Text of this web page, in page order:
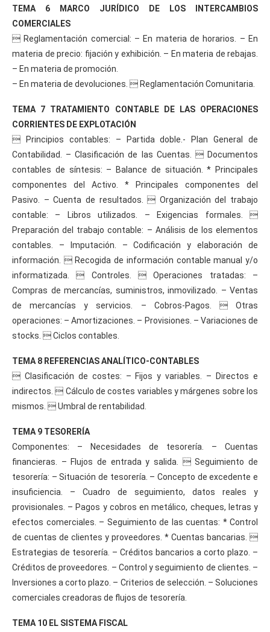
TEMA 6 MARCO JURÍDICO DE LOS INTERCAMBIOS
COMERCIALES
 Reglamentación comercial: – En materia de horarios. – En
materia de precio: fijación y exhibición. – En materia de rebajas.
– En materia de promoción.
– En materia de devoluciones.  Reglamentación Comunitaria.
TEMA 7 TRATAMIENTO CONTABLE DE LAS OPERACIONES
CORRIENTES DE EXPLOTACIÓN
 Principios contables: – Partida doble.- Plan General de
Contabilidad. – Clasificación de las Cuentas.  Documentos
contables de síntesis: – Balance de situación. * Principales
componentes del Activo. * Principales componentes del
Pasivo. – Cuenta de resultados.  Organización del trabajo
contable: – Libros utilizados. – Exigencias formales. 
Preparación del trabajo contable: – Análisis de los elementos
contables. – Imputación. – Codificación y elaboración de
información.  Recogida de información contable manual y/o
informatizada.  Controles.  Operaciones tratadas: –
Compras de mercancías, suministros, inmovilizado. – Ventas
de mercancías y servicios. – Cobros-Pagos.  Otras
operaciones: – Amortizaciones. – Provisiones. – Variaciones de
stocks.  Ciclos contables.
TEMA 8 REFERENCIAS ANALÍTICO-CONTABLES
 Clasificación de costes: – Fijos y variables. – Directos e
indirectos.  Cálculo de costes variables y márgenes sobre los
mismos.  Umbral de rentabilidad.
TEMA 9 TESORERÍA
Componentes: – Necesidades de tesorería. – Cuentas
financieras. – Flujos de entrada y salida.  Seguimiento de
tesorería: – Situación de tesorería. – Concepto de excedente e
insuficiencia. – Cuadro de seguimiento, datos reales y
provisionales. – Pagos y cobros en metálico, cheques, letras y
efectos comerciales. – Seguimiento de las cuentas: * Control
de cuentas de clientes y proveedores. * Cuentas bancarias. 
Estrategias de tesorería. – Créditos bancarios a corto plazo. –
Créditos de proveedores. – Control y seguimiento de clientes. –
Inversiones a corto plazo. – Criterios de selección. – Soluciones
comerciales creadoras de flujos de tesorería.
TEMA 10 EL SISTEMA FISCAL